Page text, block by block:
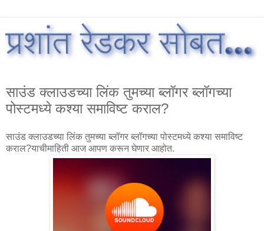
साउंड क्लाउडच्या लिंक तुमच्या ब्लॉगर ब्लॉगच्या
पोस्टमध्ये कश्या समाविष्ट कराल?
साउंड क्लाउडच्या लिंक तुमच्या ब्लॉगर ब्लॉगच्या पोस्टमध्ये कश्या समाविष्ट
कराल?याचीमाहिती आज आपण करून घेणार आहोत.